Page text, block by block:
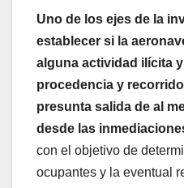
Uno de los ejes de la
establecer si la
alguna actividad ilícita
procedencia y
presunta salida de al
desde las
con el objetivo de
ocupantes y la eventual